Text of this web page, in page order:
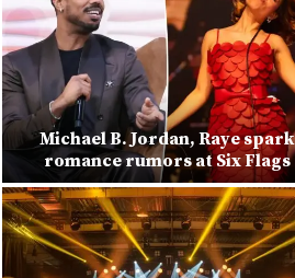
Michael B. Jordan, Raye spark
romance rumors at Six Flags